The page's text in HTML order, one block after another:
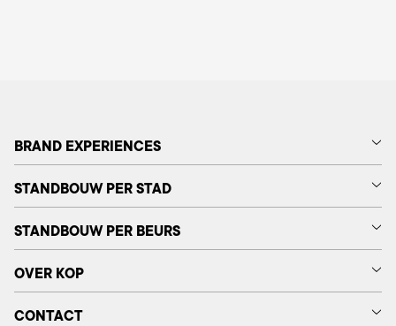
BRAND EXPERIENCES
STANDBOUW PER STAD
STANDBOUW PER BEURS
OVER KOP
CONTACT